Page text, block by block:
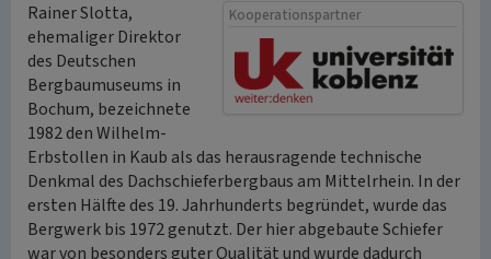
Kooperationspartner
Rainer Slotta,
ehemaliger Direktor
des Deutschen
Bergbaumuseums in
Bochum, bezeichnete
1982 den Wilhelm-
Erbstollen in Kaub als das herausragende technische
Denkmal des Dachschieferbergbaus am Mittelrhein. In der
ersten Hälfte des 19. Jahrhunderts begründet, wurde das
Bergwerk bis 1972 genutzt. Der hier abgebaute Schiefer
war von besonders guter Qualität und wurde dadurch